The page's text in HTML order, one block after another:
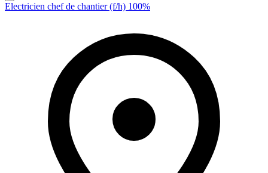
Electricien chef de chantier (f/h) 100%